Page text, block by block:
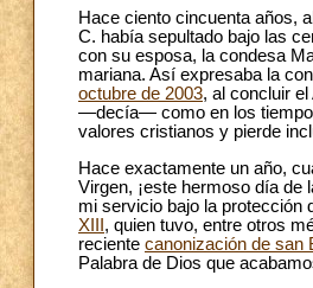
Hace ciento cincuenta años,
C. había sepultado bajo las
con su esposa, la condesa
mariana. Así expresaba la
octubre de 2003, al concluir
—decía— como en los
valores cristianos y pierde
Hace exactamente un año,
Virgen, ¡este hermoso día de
mi servicio bajo la protección
XIII , quien tuvo, entre otros
reciente canonización de san
Palabra de Dios que